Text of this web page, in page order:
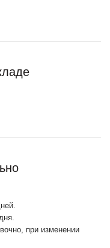
при изменении